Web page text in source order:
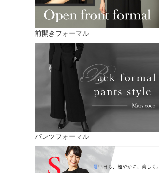
前開きフォーマル
パンツフォーマル